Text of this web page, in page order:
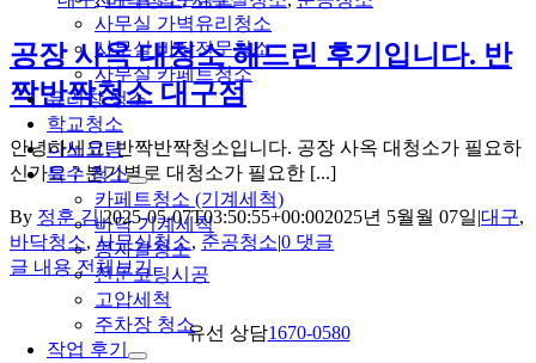
사무실 가벽유리청소
사무실 바닥전문청소
사무실 카페트청소
유리창 청소
학교청소
나노코팅
특수 청소
카페트청소 (기계세척)
바닥 기계세척
콩자갈청소
전문코팅시공
고압세척
주차장 청소
작업 후기
공장 사옥 대청소 해드린 후기입니다. 반
짝반짝청소 대구점
안녕하세요, 반짝반짝청소입니다. 공장 사옥 대청소가 필요하
신가요 ? 분기별로 대청소가 필요한 [...]
By 정훈 김|2025-05-07T03:50:55+00:002025년 5월월 07일|대구,
바닥청소, 사무실청소, 준공청소|0 댓글
글 내용 전체보기
유선 상담1670-0580